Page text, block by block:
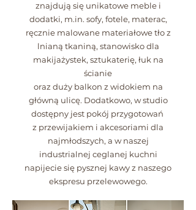
znajdują się unikatowe meble i
dodatki, m.in. sofy, fotele, materac,
ręcznie malowane materiałowe tło z
lnianą tkaniną, stanowisko dla
makijażystek, sztukaterię, łuk na
ścianie
oraz duży balkon z widokiem na
główną ulicę. Dodatkowo, w studio
dostępny jest pokój przygotowań
z przewijakiem i akcesoriami dla
najmłodszych, a w naszej
industrialnej ceglanej kuchni
napijecie się pysznej kawy z naszego
ekspresu przelewowego.